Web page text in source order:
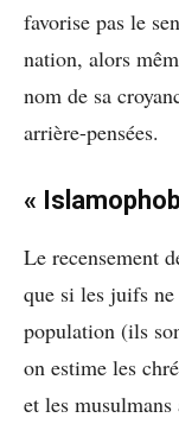
favorise pas le
nation, alors
nom de sa
arrière-pensées.
«
Le recensement
que si les juifs
population (ils
on estime les
et les